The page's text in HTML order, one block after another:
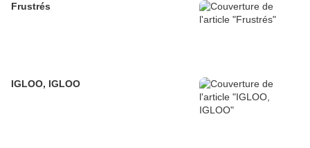
Frustrés
IGLOO, IGLOO